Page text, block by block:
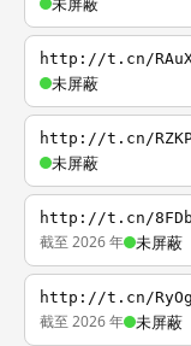
http://t.cn/
未屏蔽
http://t.cn/
未屏蔽
http://t.cn/
截至 2026 年 未屏蔽
http://t.cn/
截至 2026 年 未屏蔽